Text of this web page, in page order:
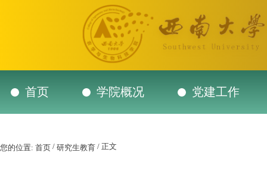
首页 学院概况 党建工作
您的位置: 首页 / 研究生教育 / 正文